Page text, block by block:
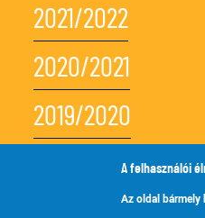
2021/2022
2020/2021
2019/2020
2018/2019A felhasználói
Az oldal bármely